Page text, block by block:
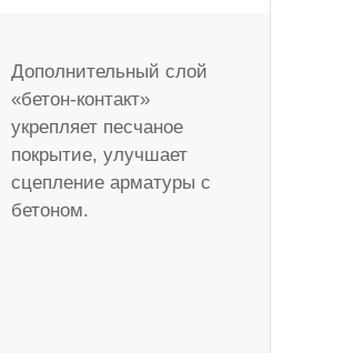
Дополнительный слой
«бетон-контакт»
укрепляет песчаное
покрытие, улучшает
сцепление арматуры с
бетоном.